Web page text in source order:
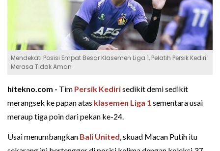
Mendekati Posisi Empat Besar Klasemen Liga 1, Pelatih Persik Kediri
Merasa Tidak Aman
hitekno.com - Tim Persik Kedirisedikit demi sedikit
merangsek ke papan atas klasemen Liga 1 sementara usai
meraup tiga poin dari pekan ke-24.
Usai menumbangkan Bali United, skuad Macan Putih itu